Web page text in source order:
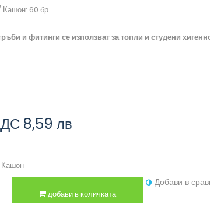
Кашон: 60 бр
и фитинги се използват за топли и студени
8,59 лв
Кашон
добави в количката
Добави в